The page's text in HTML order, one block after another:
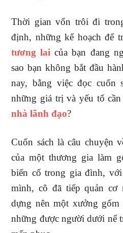
Thời gian vốn trôi đi
định, những kế hoạch để
tương lai của bạn đang
sao bạn không bắt đầu
nay, bằng việc đọc cuốn
những giá trị và yếu tố cần
nhà lãnh đạo?
Cuốn sách là câu chuyện
của một thương gia làm
biến cố trong gia đình,
mình, cô đã tiếp quản cơ
dựng nên một xưởng
những được người dưới nể